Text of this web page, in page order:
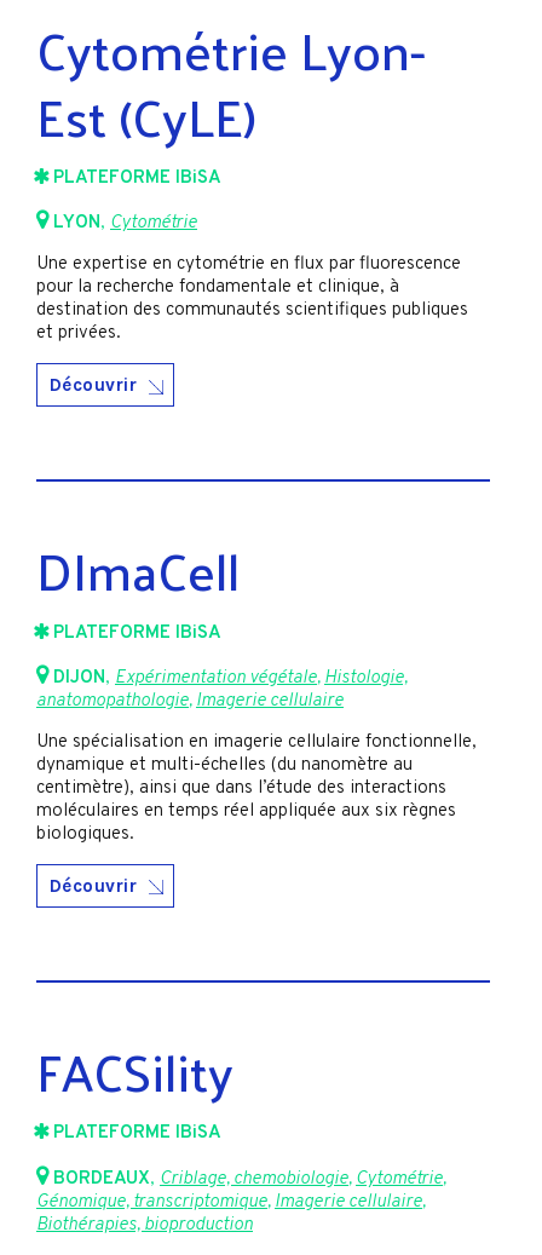
Cytométrie Lyon-
Est (CyLE)
PLATEFORME IBiSA
LYON, Cytométrie
Une expertise en cytométrie en flux par fluorescence
pour la recherche fondamentale et clinique, à
destination des communautés scientifiques publiques
et privées.
Découvrir
DImaCell
PLATEFORME IBiSA
DIJON, Expérimentation végétale, Histologie,
anatomopathologie, Imagerie cellulaire
Une spécialisation en imagerie cellulaire fonctionnelle,
dynamique et multi-échelles (du nanomètre au
centimètre), ainsi que dans l’étude des interactions
moléculaires en temps réel appliquée aux six règnes
biologiques.
Découvrir
FACSility
PLATEFORME IBiSA
BORDEAUX, Criblage, chemobiologie, Cytométrie,
Génomique, transcriptomique, Imagerie cellulaire,
Biothérapies, bioproduction